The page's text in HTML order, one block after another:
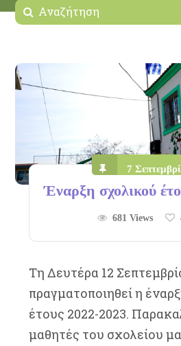
7
Έναρξη σχολικού
681 Views
Τη Δευτέρα 12
πραγματοποιηθεί η
έτους 2022-2023.
μαθητές του σχολείου